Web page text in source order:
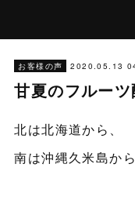
お客様の声 2020.05.13
甘夏のフルー
北は北海道から、
南は沖縄久米島から